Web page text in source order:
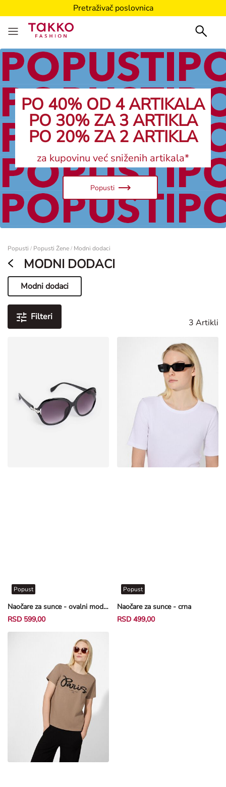
Pretraživač poslovnica
PO 40% OD 4 ARTIKALA
PO 30% ZA 3 ARTIKLA
PO 20% ZA 2 ARTIKLA
za kupovinu već sniženih artikala*
Popusti
Popusti / Popusti Žene / Modni dodaci
MODNI DODACI
Modni dodaci
Trenutna stranica
Filteri
3 Artikli
Naočare za sunce - ovalni model - crna
Popust
RSD 599,00
Naočare za sunce - crna
Popust
RSD 499,00